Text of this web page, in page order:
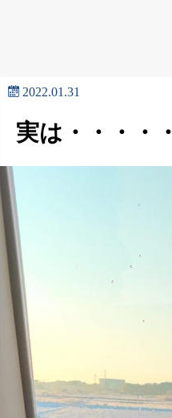
2022.01.31
実は・・・・・